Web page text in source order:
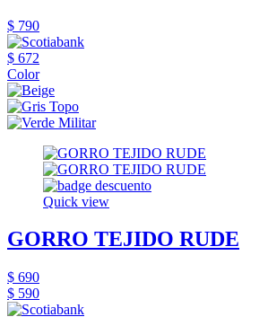
$ 790
$ 672
Color
Quick view
GORRO TEJIDO RUDE
$ 690
$ 590